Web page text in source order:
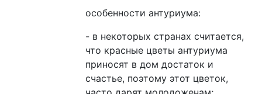
особенности антуриума:
- в некоторых странах считается,
что красные цветы антуриума
приносят в дом достаток и
счастье, поэтому этот цветок,